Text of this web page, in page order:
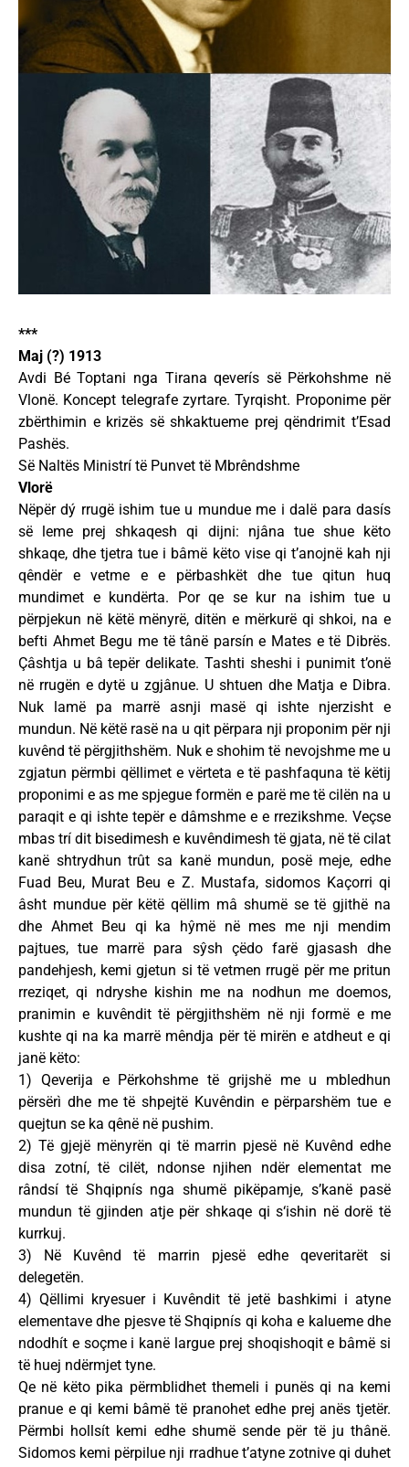
***
Maj (?) 1913
Avdi Bé Toptani nga Tirana qeverís së Përkohshme në
Vlonë. Koncept telegrafe zyrtare. Tyrqisht. Proponime për
zbërthimin e krizës së shkaktueme prej qëndrimit t’Esad
Pashës.
Së Naltës Ministrí të Punvet të Mbrêndshme
Vlorë
Nëpër dý rrugë ishim tue u mundue me i dalë para dasís
së leme prej shkaqesh qi dijni: njâna tue shue këto
shkaqe, dhe tjetra tue i bâmë këto vise qi t’anojnë kah nji
qêndër e vetme e e përbashkët dhe tue qitun huq
mundimet e kundërta. Por qe se kur na ishim tue u
përpjekun në këtë mënyrë, ditën e mërkurë qi shkoi, na e
befti Ahmet Begu me të tânë parsín e Mates e të Dibrës.
Çâshtja u bâ tepër delikate. Tashti sheshi i punimit t’onë
në rrugën e dytë u zgjânue. U shtuen dhe Matja e Dibra.
Nuk lamë pa marrë asnji masë qi ishte njerzisht e
mundun. Në këtë rasë na u qit përpara nji proponim për nji
kuvênd të përgjithshëm. Nuk e shohim të nevojshme me u
zgjatun përmbi qëllimet e vërteta e të pashfaquna të këtij
proponimi e as me spjegue formën e parë me të cilën na u
paraqit e qi ishte tepër e dâmshme e e rrezikshme. Veçse
mbas trí dit bisedimesh e kuvêndimesh të gjata, në të cilat
kanë shtrydhun trût sa kanë mundun, posë meje, edhe
Fuad Beu, Murat Beu e Z. Mustafa, sidomos Kaçorri qi
âsht mundue për këtë qëllim mâ shumë se të gjithë na
dhe Ahmet Beu qi ka hŷmë në mes me nji mendim
pajtues, tue marrë para sŷsh çëdo farë gjasash dhe
pandehjesh, kemi gjetun si të vetmen rrugë për me pritun
rreziqet, qi ndryshe kishin me na nodhun me doemos,
pranimin e kuvêndit të përgjithshëm në nji formë e me
kushte qi na ka marrë mêndja për të mirën e atdheut e qi
janë këto:
1) Qeverija e Përkohshme të grijshë me u mbledhun
përsërì dhe me të shpejtë Kuvêndin e përparshëm tue e
quejtun se ka qênë në pushim.
2) Të gjejë mënyrën qi të marrin pjesë në Kuvênd edhe
disa zotní, të cilët, ndonse njihen ndër elementat me
rândsí të Shqipnís nga shumë pikëpamje, s’kanë pasë
mundun të gjinden atje për shkaqe qi s‘ishin në dorë të
kurrkuj.
3) Në Kuvênd të marrin pjesë edhe qeveritarët si
delegetën.
4) Qëllimi kryesuer i Kuvêndit të jetë bashkimi i atyne
elementave dhe pjesve të Shqipnís qi koha e kalueme dhe
ndodhít e soçme i kanë largue prej shoqishoqit e bâmë si
të huej ndërmjet tyne.
Qe në këto pika përmblidhet themeli i punës qi na kemi
pranue e qi kemi bâmë të pranohet edhe prej anës tjetër.
Përmbi hollsít kemi edhe shumë sende për të ju thânë.
Sidomos kemi përpilue nji rradhue t’atyne zotnive qi duhet